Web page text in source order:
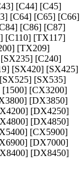
[C44] [C45]
[C64] [C65] [C66]
[C86] [C87]
[C110] [TX117]
[TX209]
[C240]
[SX420] [SX425]
[SX535]
[CX3200]
[DX3850]
[DX4250]
[DX4850]
[CX5900]
[DX7000]
[DX8450]